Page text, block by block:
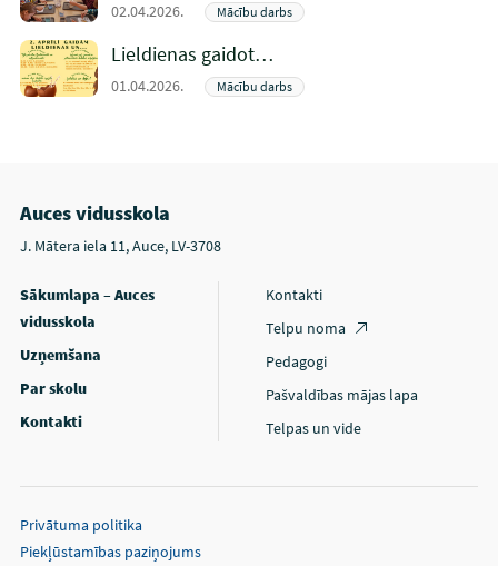
02.04.2026. Mācību darbs
Lieldienas gaidot…
01.04.2026. Mācību darbs
Auces vidusskola
J. Mātera iela 11, Auce, LV-3708
Sākumlapa – Auces
vidusskola
Uzņemšana
Par skolu
Kontakti
Kontakti
Telpu noma
Pedagogi
Pašvaldības mājas lapa
Telpas un vide
Privātuma politika
Piekļūstamības paziņojums